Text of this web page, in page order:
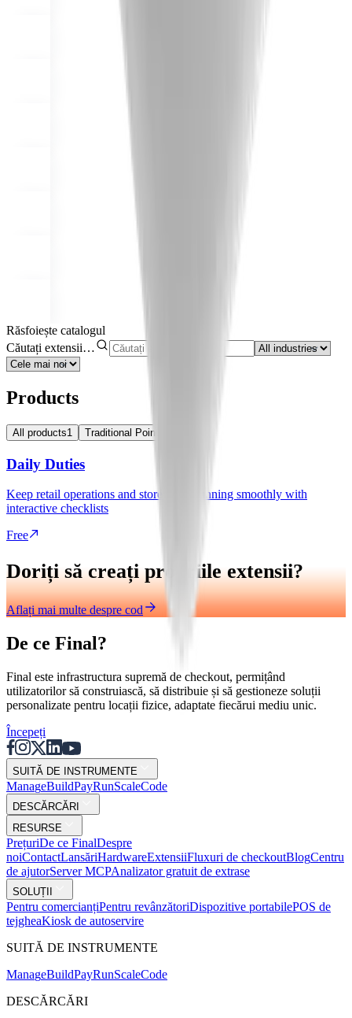
Răsfoiește catalogul
Căutați extensii…
Products
All products1 Traditional Point of Sale
Daily Duties
Keep retail operations and store shifts running smoothly with
interactive checklists
Free
Doriți să creați propriile extensii?
Aflați mai multe despre cod
De ce Final?
Final este infrastructura supremă de checkout, permițând
utilizatorilor să construiască, să distribuie și să gestioneze soluții
personalizate pentru locații fizice, adaptate fiecărui mediu unic.
Începeți
SUITĂ DE INSTRUMENTE
ManageBuildPayRunScaleCode
DESCĂRCĂRI
RESURSE
PrețuriDe ce FinalDespre
noiContactLansăriHardwareExtensiiFluxuri de checkoutBlogCentru
de ajutorServer MCPAnalizator gratuit de extrase
SOLUȚII
Pentru comercianțiPentru revânzătoriDispozitive portabilePOS de
tejgheaKiosk de autoservire
SUITĂ DE INSTRUMENTE
ManageBuildPayRunScaleCode
DESCĂRCĂRI